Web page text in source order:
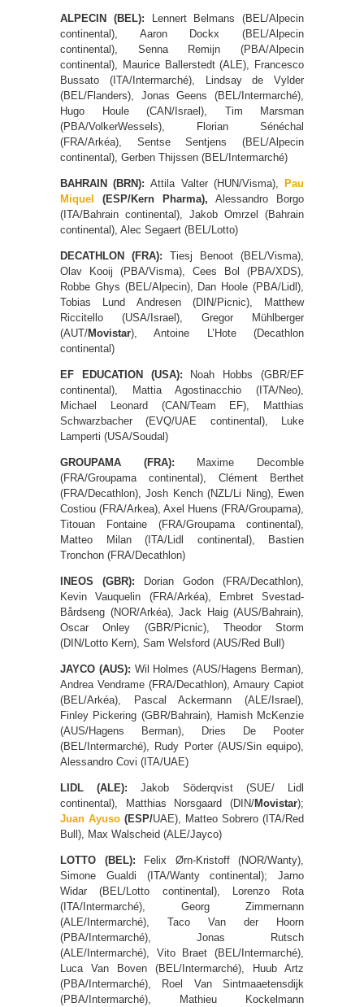
ALPECIN (BEL):
Lennert Belmans (BEL/Alpecin
continental), Aaron Dockx (BEL/Alpecin
continental), Senna Remijn (PBA/Alpecin
continental), Maurice Ballerstedt (ALE), Francesco
Bussato (ITA/Intermarché), Lindsay de Vylder
(BEL/Flanders), Jonas Geens (BEL/Intermarché),
Hugo Houle (CAN/Israel), Tim Marsman
(PBA/VolkerWessels), Florian Sénéchal
(FRA/Arkéa), Sentse Sentjens (BEL/Alpecin
continental), Gerben Thijssen (BEL/Intermarché)
BAHRAIN (BRN):Attila Valter (HUN/Visma),
Pau
Miquel
(ESP/Kern Pharma),Alessandro Borgo
(ITA/Bahrain continental), Jakob Omrzel (Bahrain
continental), Alec Segaert (BEL/Lotto)
DECATHLON (FRA): Tiesj Benoot (BEL/Visma),
Olav Kooij (PBA/Visma), Cees Bol (PBA/XDS),
Robbe Ghys (BEL/Alpecin), Dan Hoole (PBA/Lidl),
Tobias Lund Andresen (DIN/Picnic), Matthew
Riccitello (USA/Israel), Gregor Mühlberger
(AUT/Movistar), Antoine L’Hote (Decathlon
continental)
EF EDUCATION (USA): Noah Hobbs (GBR/EF
continental), Mattia Agostinacchio (ITA/Neo),
Michael Leonard (CAN/Team EF), Matthias
Schwarzbacher (EVQ/UAE continental), Luke
Lamperti (USA/Soudal)
GROUPAMA (FRA):
Maxime Decomble
(FRA/Groupama continental), Clément Berthet
(FRA/Decathlon), Josh Kench (NZL/Li Ning), Ewen
Costiou (FRA/Arkea), Axel Huens (FRA/Groupama),
Titouan Fontaine (FRA/Groupama continental),
Matteo Milan (ITA/Lidl continental), Bastien
Tronchon (FRA/Decathlon)
INEOS (GBR): Dorian Godon (FRA/Decathlon),
Kevin Vauquelin (FRA/Arkéa), Embret Svestad-
Bårdseng (NOR/Arkéa), Jack Haig (AUS/Bahrain),
Oscar Onley (GBR/Picnic), Theodor Storm
(DIN/Lotto Kern), Sam Welsford (AUS/Red Bull)
JAYCO (AUS): Wil Holmes (AUS/Hagens Berman),
Andrea Vendrame (FRA/Decathlon), Amaury Capiot
(BEL/Arkéa), Pascal Ackermann (ALE/Israel),
Finley Pickering (GBR/Bahrain), Hamish McKenzie
(AUS/Hagens Berman), Dries De Pooter
(BEL/Intermarché), Rudy Porter (AUS/Sin equipo),
Alessandro Covi (ITA/UAE)
LIDL (ALE):Jakob Söderqvist (SUE/ Lidl
continental), Matthias Norsgaard (DIN/Movistar);
Juan Ayuso (ESP/UAE), Matteo Sobrero (ITA/Red
Bull), Max Walscheid (ALE/Jayco)
LOTTO (BEL):
Felix Ørn-Kristoff (NOR/Wanty),
Simone Gualdi (ITA/Wanty continental); Jarno
Widar (BEL/Lotto continental), Lorenzo Rota
(ITA/Intermarché), Georg Zimmernann
(ALE/Intermarché), Taco Van der Hoorn
(PBA/Intermarché), Jonas Rutsch
(ALE/Intermarché), Vito Braet (BEL/Intermarché),
Luca Van Boven (BEL/Intermarché), Huub Artz
(PBA/Intermarché), Roel Van Sintmaaetensdijk
(PBA/Intermarché), Mathieu Kockelmann